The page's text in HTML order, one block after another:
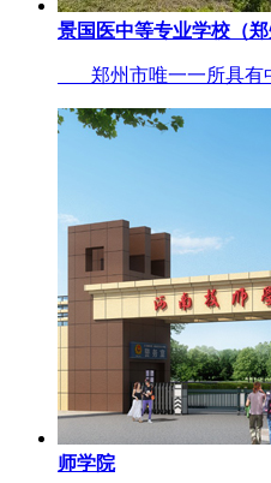
景国医中等专业学校（郑
郑州市唯一一所具有
师学院